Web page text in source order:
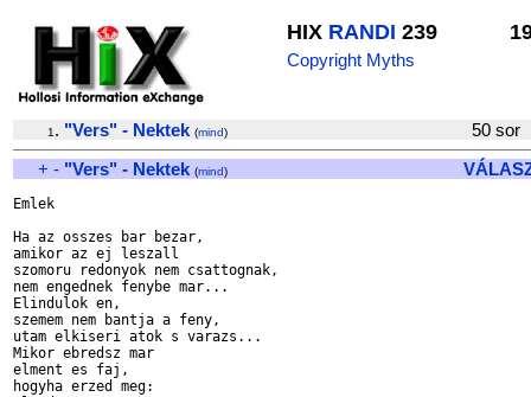
HIX RANDI 239
Copyright Myths
1 . "Vers" - Nektek (mind)
50
+ - "Vers" - Nektek (mind)
Emlek
Ha az osszes bar bezar,
amikor az ej leszall
szomoru redonyok nem csattognak,
nem engednek fenybe mar...
Elindulok en,
szemem nem bantja a feny,
utam elkiseri atok s varazs...
Mikor ebredsz mar
elment es faj,
hogyha erzed meg: